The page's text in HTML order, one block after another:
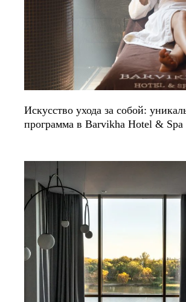
Искусство ухода за собой:
программа в Barvikha Hotel & Spa